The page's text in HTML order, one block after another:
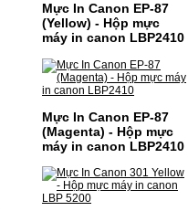
Mực In Canon EP-87
(Yellow) - Hộp mực
máy in canon LBP2410
Mực In Canon EP-87
(Magenta) - Hộp mực
máy in canon LBP2410